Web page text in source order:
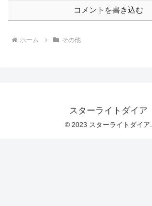
コメントを書き込む
ホーム その他
スターライトダイア
© 2023 スターライトダイア.